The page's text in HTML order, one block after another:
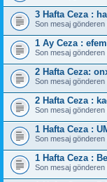
3 Hafta Ceza :
Son mesaj gönderen
1 Ay Ceza :
Son mesaj gönderen
2 Hafta Ceza:
Son mesaj gönderen
2 Hafta Ceza :
Son mesaj gönderen
1 Hafta Ceza :
Son mesaj gönderen
1 Hafta Ceza :
Son mesaj gönderen